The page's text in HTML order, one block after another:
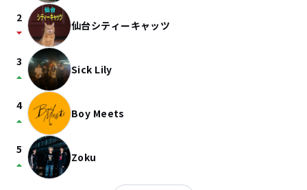
2
arrow_drop_down 仙台シティーキャッツ
3
arrow_drop_up Sick Lily
4
arrow_drop_up Boy Meets
5
arrow_drop_up Zoku